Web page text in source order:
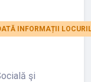
INFORMAȚII
şi